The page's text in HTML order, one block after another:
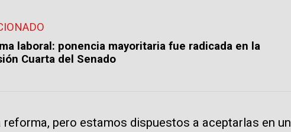
laboral: ponencia mayoritaria fue radicada en la
Cuarta del Senado
pero estamos dispuestos a aceptarlas en un